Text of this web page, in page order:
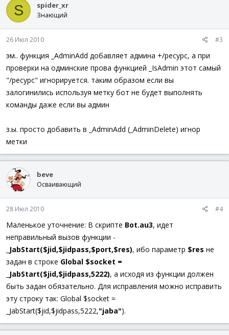
S spider_xr
Знающий
26 Июл 2010 #3
эм.. функция _AdminAdd добавляет админа +/ресурс, а при
проверки на одминские прова функцией _IsAdmin этот самый
"/ресурс" игнорируется. таким образом если вы
залогинились используя метку бот не будет выполнять
команды даже если вы админ
з.ы. просто добавить в _AdminAdd (_AdminDelete) игнор
метки
beve
Осваивающий
28 Июл 2010 #4
Маленькое уточнение: В скрипте Bot.au3, идет
неправильный вызов функции -
_JabStart($jid,$jidpass,$port,$res), ибо параметр $res не
задан в строке Global $socket =
_JabStart($jid,$jidpass,5222), а исходя из функции должен
быть задан обязательно. Для исправления можно исправить
эту строку так: Global $socket =
_JabStart($jid,$jidpass,5222,"jaba").